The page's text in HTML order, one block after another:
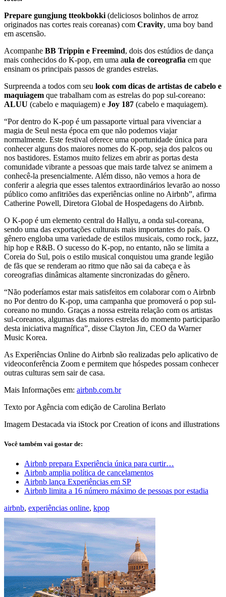
Prepare gungjung tteokbokki (deliciosos bolinhos de arroz
originados nas cortes reais coreanas) com Cravity, uma boy band
em ascensão.
Acompanhe BB Trippin e Freemind, dois dos estúdios de dança
mais conhecidos do K-pop, em uma aula de coreografia em que
ensinam os principais passos de grandes estrelas.
Surpreenda a todos com seu look com dicas de artistas de cabelo e
maquiagem que trabalham com as estrelas do pop sul-coreano:
ALUU (cabelo e maquiagem) e Joy 187 (cabelo e maquiagem).
“Por dentro do K-pop é um passaporte virtual para vivenciar a
magia de Seul nesta época em que não podemos viajar
normalmente. Este festival oferece uma oportunidade única para
conhecer alguns dos maiores nomes do K-pop, seja dos palcos ou
nos bastidores. Estamos muito felizes em abrir as portas desta
comunidade vibrante a pessoas que mais tarde talvez se animem a
conhecê-la presencialmente. Além disso, não vemos a hora de
conferir a alegria que esses talentos extraordinários levarão ao nosso
público como anfitriões das experiências online no Airbnb”, afirma
Catherine Powell, Diretora Global de Hospedagens do Airbnb.
O K-pop é um elemento central do Hallyu, a onda sul-coreana,
sendo uma das exportações culturais mais importantes do país. O
gênero engloba uma variedade de estilos musicais, como rock, jazz,
hip hop e R&B. O sucesso do K-pop, no entanto, não se limita a
Coreia do Sul, pois o estilo musical conquistou uma grande legião
de fãs que se renderam ao ritmo que não sai da cabeça e às
coreografias dinâmicas altamente sincronizadas do gênero.
“Não poderíamos estar mais satisfeitos em colaborar com o Airbnb
no Por dentro do K-pop, uma campanha que promoverá o pop sul-
coreano no mundo. Graças a nossa estreita relação com os artistas
sul-coreanos, algumas das maiores estrelas do momento participarão
desta iniciativa magnífica”, disse Clayton Jin, CEO da Warner
Music Korea.
As Experiências Online do Airbnb são realizadas pelo aplicativo de
videoconferência Zoom e permitem que hóspedes possam conhecer
outras culturas sem sair de casa.
Mais Informações em: airbnb.com.br
Texto por Agência com edição de Carolina Berlato
Imagem Destacada via iStock por Creation of icons and illustrations
Você também vai gostar de:
Airbnb prepara Experiência única para curtir…
Airbnb amplia política de cancelamentos
Airbnb lança Experiências em SP
Airbnb limita a 16 número máximo de pessoas por estadia
airbnb, experiências online, kpop